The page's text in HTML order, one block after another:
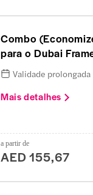
Combo
para o Dubai
Validade prolongada
Mais detalhes
a partir de
AED 155,67